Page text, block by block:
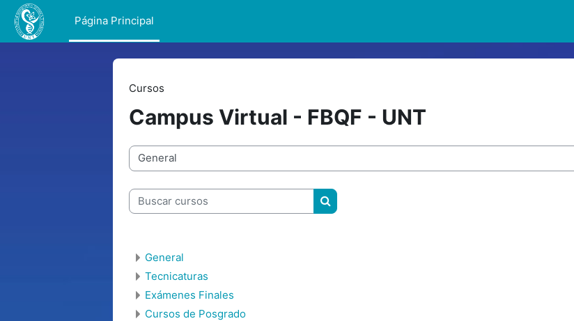
Salta al contenido principal
Página Principal
Cursos
Campus Virtual - FBQF - UNT
Categorías
Buscar cursos
Buscar cursos
General
Tecnicaturas
Exámenes Finales
Cursos de Posgrado